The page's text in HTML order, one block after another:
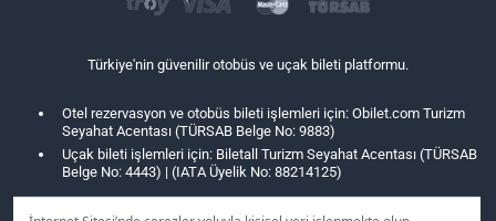
Türkiye'nin güvenilir otobüs ve uçak bileti platformu.
Otel rezervasyon ve otobüs bileti işlemleri için: Obilet.com Turizm
Seyahat Acentası (TÜRSAB Belge No: 9883)
Uçak bileti işlemleri için: Biletall Turizm Seyahat Acentası (TÜRSAB
Belge No: 4443) | (IATA Üyelik No: 88214125)